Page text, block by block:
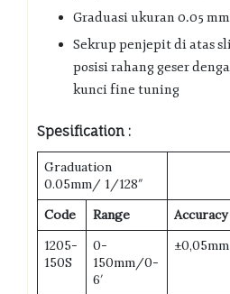
Graduasi ukuran 0.05
Sekrup penjepit di atas
posisi rahang geser
kunci fine tuning
Spesification :
Graduation
0.05mm/ 1/128″
Code
Range Accuracy
1205-
150S
0-
150mm/0-
6′
±0,05mm